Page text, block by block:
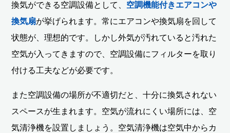
換気ができる空調設備として、 空調機能付きエアコンや
換気扇が挙げられます。常にエアコンや換気扇を回して
状態が、理想的です。しかし外気が汚れていると汚れた
空気が入ってきますので、空調設備にフィルターを取り
付ける工夫などが必要です。
また空調設備の場所が不適切だと、十分に換気されない
スペースが生まれます。空気が流れにくい場所には、空
気清浄機を設置しましょう。空気清浄機は空気中からカ